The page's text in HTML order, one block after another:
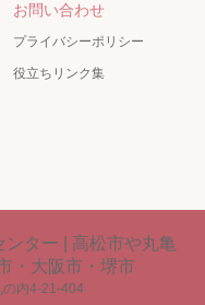
お問い合わせ
プライバシーポリシー
役立ちリンク集
ター | 高松市や丸亀
・大阪市・堺市
の内4-21-404